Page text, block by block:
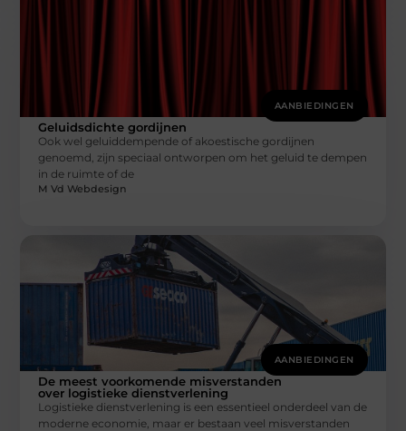
AANBIEDINGEN
Geluidsdichte gordijnen
Ook wel geluiddempende of akoestische gordijnen
genoemd, zijn speciaal ontworpen om het geluid te dempen
in de ruimte of de
M Vd Webdesign
AANBIEDINGEN
De meest voorkomende misverstanden
over logistieke dienstverlening
Logistieke dienstverlening is een essentieel onderdeel van de
moderne economie, maar er bestaan veel misverstanden